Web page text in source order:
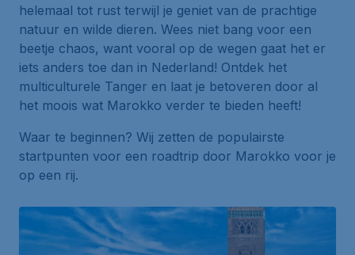
helemaal tot rust terwijl je geniet van de prachtige
natuur en wilde dieren. Wees niet bang voor een
beetje chaos, want vooral op de wegen gaat het er
iets anders toe dan in Nederland! Ontdek het
multiculturele Tanger en laat je betoveren door al
het moois wat Marokko verder te bieden heeft!
Waar te beginnen? Wij zetten de populairste
startpunten voor een roadtrip door Marokko voor je
op een rij.